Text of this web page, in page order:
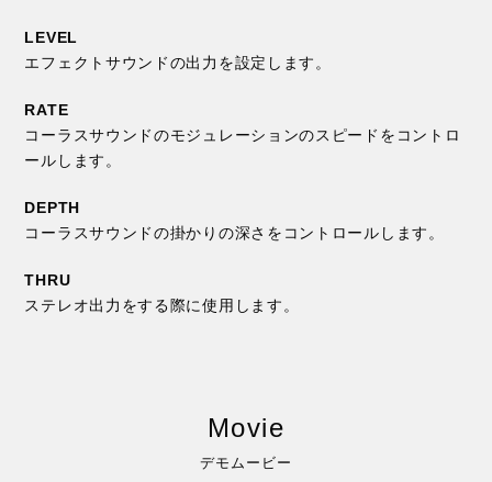
LEVEL
エフェクトサウンドの出力を設定します。
RATE
コーラスサウンドのモジュレーションのスピードをコントロ
ールします。
DEPTH
コーラスサウンドの掛かりの深さをコントロールします。
THRU
ステレオ出力をする際に使用します。
Movie
デモムービー